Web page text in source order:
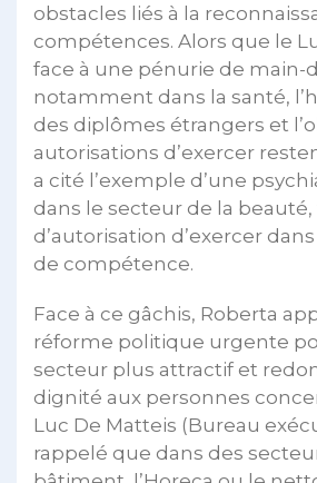
obstacles liés à la
compétences. Alors que le
face à une pénurie de main-
notamment dans la santé,
des diplômes étrangers et
autorisations d’exercer
a cité l’exemple d’une
dans le secteur de la
d’autorisation d’exercer
de compétence.
Face à ce gâchis, Roberta
réforme politique urgente
secteur plus attractif et
dignité aux personnes
Luc De Matteis (Bureau
rappelé que dans des